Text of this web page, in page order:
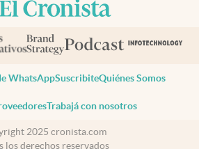
WhatsAppSuscribiteQuiénes Somos
Trabajá con nosotros
2025 cronista.com
los derechos reservados